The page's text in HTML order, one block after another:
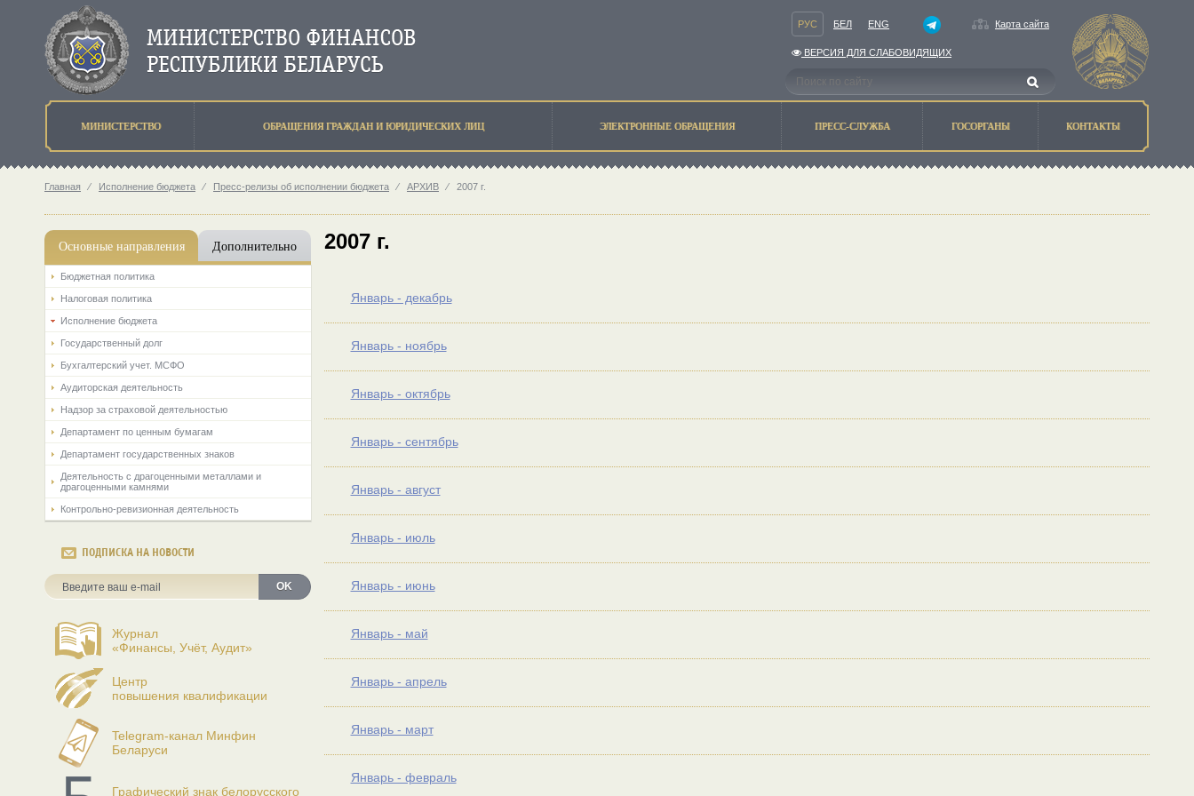
РУС БЕЛ ENG Карта сайта
ВЕРСИЯ ДЛЯ СЛАБОВИДЯЩИХ
МИНИСТЕРСТВО ОБРАЩЕНИЯ ГРАЖДАН И ЮРИДИЧЕСКИХ ЛИЦ ЭЛЕКТРОННЫЕ ОБРАЩЕНИЯ ПРЕСС-СЛУЖБА ГОСОРГАНЫ КОНТАКТЫ
Главная ⁄ Исполнение бюджета ⁄ Пресс-релизы об исполнении бюджета ⁄ АРХИВ ⁄ 2007 г.
Основные направления Дополнительно
Бюджетная политика
Налоговая политика
Исполнение бюджета
Государственный долг
Бухгалтерский учет. МСФО
Аудиторская деятельность
Надзор за страховой деятельностью
Департамент по ценным бумагам
Департамент государственных знаков
Деятельность с драгоценными металлами и
драгоценными камнями
Контрольно-ревизионная деятельность
ПОДПИСКА НА НОВОСТИ
OK
Журнал
«Финансы, Учёт, Аудит»
Центр
повышения квалификации
Telegram-канал Минфин
Беларуси
Графический знак белорусского
2007 г.
Январь - декабрь
Январь - ноябрь
Январь - октябрь
Январь - сентябрь
Январь - август
Январь - июль
Январь - июнь
Январь - май
Январь - апрель
Январь - март
Январь - февраль